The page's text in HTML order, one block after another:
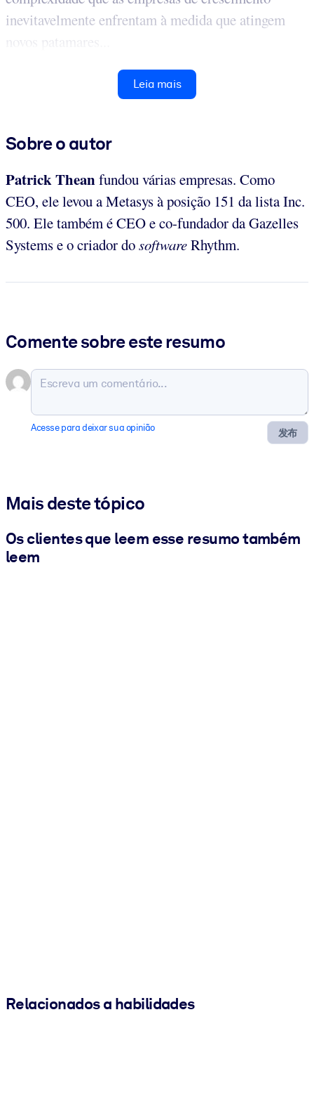
inevitavelmente enfrentam à medida que atingem
novos patamares...
Leia mais
Sobre o autor
Patrick Theanfundou várias empresas. Como
CEO, ele levou a Metasys à posição 151 da lista Inc.
500. Ele também é CEO e co-fundador da Gazelles
Systems e o criador dosoftwareRhythm.
Comente sobre este resumo
发布
Acesse para deixar sua opinião
Mais deste tópico
Os clientes que leem esse resumo também
leem
Relacionados a habilidades